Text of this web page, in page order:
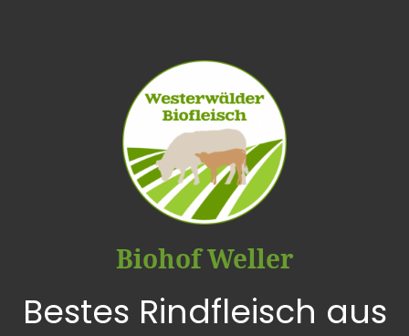
Biohof Weller
Bestes Rindfleisch aus